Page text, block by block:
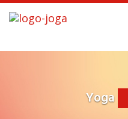
Skip
to
Yoga